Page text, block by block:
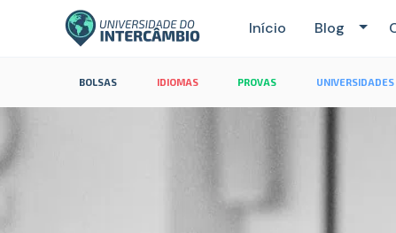
Início Blog
BOLSAS IDIOMAS PROVAS UNIVERSIDADES